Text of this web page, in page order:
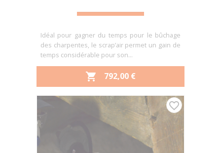
Idéal pour gagner du temps pour le bûchage
des charpentes, le scrap’air permet un gain de
temps considérable pour son...
 PRIX
792,00 €
favorite_border